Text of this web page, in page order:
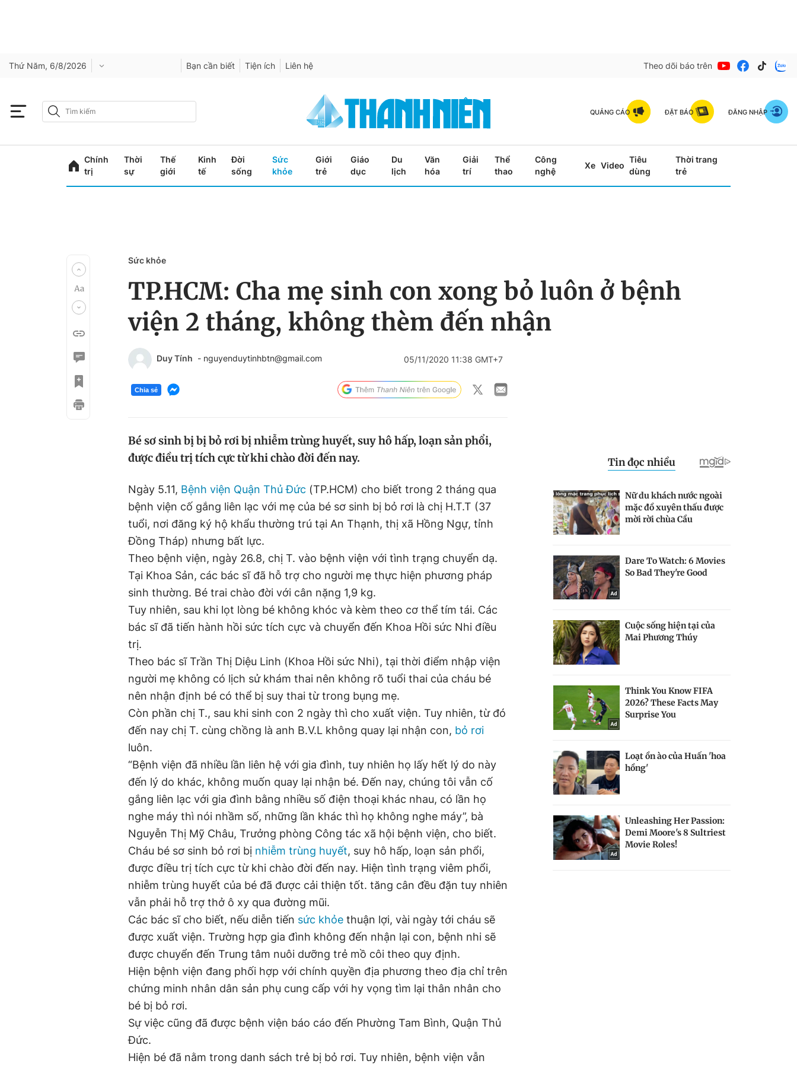
Thứ Năm, 6/8/2026 Bạn cần biết Tiện ích Liên hệ Theo dõi báo trên
QUẢNG CÁO ĐẶT BÁO ĐĂNG NHẬP
Chính
trị
Thời
sự
Thế
giới
Kinh
tế
Đời
sống
Sức
khỏe
Giới
trẻ
Giáo
dục
Du
lịch
Văn
hóa
Giải
trí
Thể
thao
Công
nghệ
Xe Video
Tiêu
dùng
Thời trang
trẻ
Sức khỏe
TP.HCM: Cha mẹ sinh con xong bỏ luôn ở bệnh
viện 2 tháng, không thèm đến nhận
Duy Tính - nguyenduytinhbtn@gmail.com 05/11/2020 11:38 GMT+7
Chia sẻ
Bé sơ sinh bị bị bỏ rơi bị nhiễm trùng huyết, suy hô hấp, loạn sản phổi,
được điều trị tích cực từ khi chào đời đến nay.
Ngày 5.11, Bệnh viện Quận Thủ Đức (TP.HCM) cho biết trong 2 tháng qua
bệnh viện cố gắng liên lạc với mẹ của bé sơ sinh bị bỏ rơi là chị H.T.T (37
tuổi, nơi đăng ký hộ khẩu thường trú tại An Thạnh, thị xã Hồng Ngự, tỉnh
Đồng Tháp) nhưng bất lực.
Theo bệnh viện, ngày 26.8, chị T. vào bệnh viện với tình trạng chuyển dạ.
Tại Khoa Sản, các bác sĩ đã hỗ trợ cho người mẹ thực hiện phương pháp
sinh thường. Bé trai chào đời với cân nặng 1,9 kg.
Tuy nhiên, sau khi lọt lòng bé không khóc và kèm theo cơ thể tím tái. Các
bác sĩ đã tiến hành hồi sức tích cực và chuyển đến Khoa Hồi sức Nhi điều
trị.
Theo bác sĩ Trần Thị Diệu Linh (Khoa Hồi sức Nhi), tại thời điểm nhập viện
người mẹ không có lịch sử khám thai nên không rõ tuổi thai của cháu bé
nên nhận định bé có thể bị suy thai từ trong bụng mẹ.
Còn phần chị T., sau khi sinh con 2 ngày thì cho xuất viện. Tuy nhiên, từ đó
đến nay chị T. cùng chồng là anh B.V.L không quay lại nhận con, bỏ rơi
luôn.
“Bệnh viện đã nhiều lần liên hệ với gia đình, tuy nhiên họ lấy hết lý do này
đến lý do khác, không muốn quay lại nhận bé. Đến nay, chúng tôi vẫn cố
gắng liên lạc với gia đình bằng nhiều số điện thoại khác nhau, có lần họ
nghe máy thì nói nhầm số, những lần khác thì họ không nghe máy”, bà
Nguyễn Thị Mỹ Châu, Trưởng phòng Công tác xã hội bệnh viện, cho biết.
Cháu bé sơ sinh bỏ rơi bị nhiễm trùng huyết, suy hô hấp, loạn sản phổi,
được điều trị tích cực từ khi chào đời đến nay. Hiện tình trạng viêm phổi,
nhiễm trùng huyết của bé đã được cải thiện tốt. tăng cân đều đặn tuy nhiên
vẫn phải hỗ trợ thở ô xy qua đường mũi.
Các bác sĩ cho biết, nếu diễn tiến sức khỏe thuận lợi, vài ngày tới cháu sẽ
được xuất viện. Trường hợp gia đình không đến nhận lại con, bệnh nhi sẽ
được chuyển đến Trung tâm nuôi dưỡng trẻ mồ côi theo quy định.
Hiện bệnh viện đang phối hợp với chính quyền địa phương theo địa chỉ trên
chứng minh nhân dân sản phụ cung cấp với hy vọng tìm lại thân nhân cho
bé bị bỏ rơi.
Sự việc cũng đã được bệnh viện báo cáo đến Phường Tam Bình, Quận Thủ
Đức.
Hiện bé đã nằm trong danh sách trẻ bị bỏ rơi. Tuy nhiên, bệnh viện vẫn